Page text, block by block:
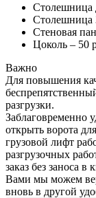
Столешница
Столешница
Стеновая
Цоколь – 50
Важно
Для повышения
разгрузки.
Заблаговременно
открыть ворота
грузовой лифт
разгрузочных
заказ без заноса
Вами мы можем
вновь в другой